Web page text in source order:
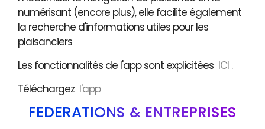
numérisant (encore plus), elle facilite également
la recherche d'informations utiles pour les
plaisanciers
Les fonctionnalités de l'app sont explicitées ICI .
Téléchargez l'app
FÉDÉRATIONS & ENTREPRISES